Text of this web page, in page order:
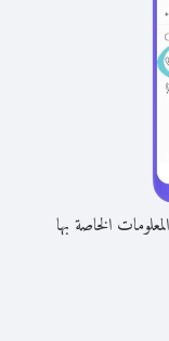
الخاصة بها